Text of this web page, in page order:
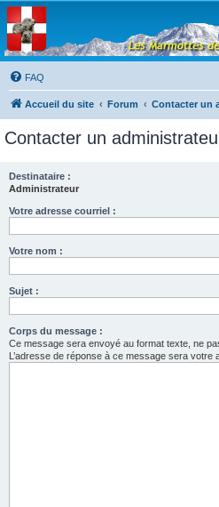
Les Marmottes de
Savoie
Forum d'entraide généalogique
FAQ
Accueil du site Forum Contacter un
Contacter un
Destinataire :
Administrateur
Votre adresse courriel :
Votre nom :
Sujet :
Corps du message :
Ce message sera envoyé au format texte, ne
L’adresse de réponse à ce message sera votre